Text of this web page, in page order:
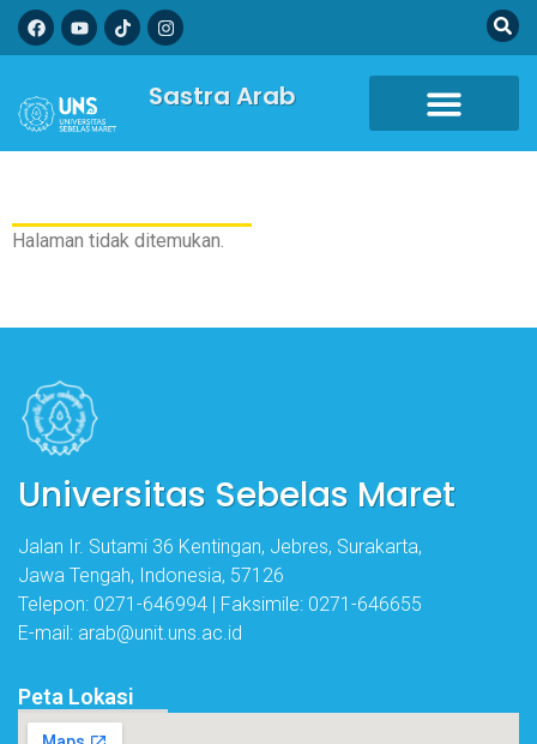
Sastra Arab
Halaman tidak ditemukan.
Universitas Sebelas Maret
Jalan Ir. Sutami 36 Kentingan, Jebres, Surakarta,
Jawa Tengah, Indonesia, 57126
Telepon: 0271-646994 | Faksimile: 0271-646655
E-mail: arab@unit.uns.ac.id
Peta Lokasi